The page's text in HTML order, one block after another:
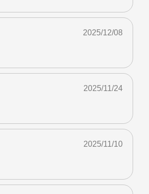
2025/12/08
2025/11/24
2025/11/10